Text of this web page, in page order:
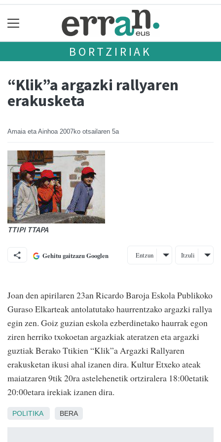
BORTZIRIAK
“Klik”a argazki rallyaren
erakusketa
Amaia eta Ainhoa 2007ko otsailaren 5a
TTIPI TTAPA
Gehitu gaitzazu Googlen Entzun Itzuli
Joan den apirilaren 23an Ricardo Baroja Eskola Publikoko
Guraso Elkarteak antolatutako haurrentzako argazki rallya
egin zen. Goiz guzian eskola ezberdinetako haurrak egon
ziren herriko txokoetan argazkiak ateratzen eta argazki
guztiak Berako Ttikien “Klik”a Argazki Rallyaren
erakusketan ikusi ahal izanen dira. Kultur Etxeko ateak
maiatzaren 9tik 20ra astelehenetik ortziralera 18:00etatik
20:00etara irekiak izanen dira.
POLITIKA BERA